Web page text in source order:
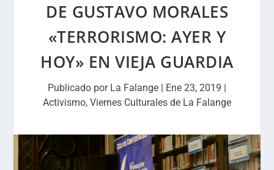
DE GUSTAVO MORALES
«TERRORISMO: AYER Y
HOY» EN VIEJA GUARDIA
Publicado por La Falange | Ene 23, 2019 |
Activismo, Viernes Culturales de La Falange